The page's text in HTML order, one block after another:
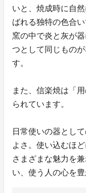
いと、焼成時に自
ばれる独特の色合い
窯の中で炎と灰が
つとして同じもの
す。
また、信楽焼は「
られています。
日常使いの器とし
よさ。使い込むほ
さまざまな魅力を
い、使う人の心を